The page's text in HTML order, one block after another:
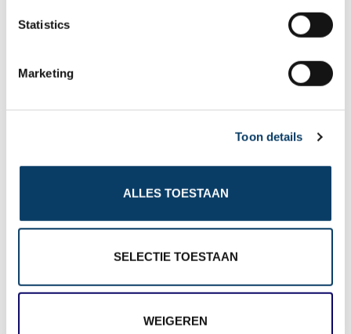
Statistics
Marketing
Toon details
ALLES TOESTAAN
SELECTIE TOESTAAN
WEIGEREN